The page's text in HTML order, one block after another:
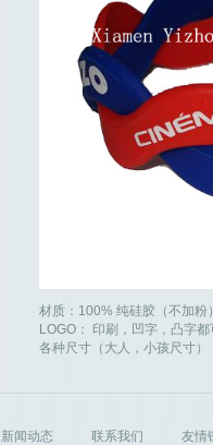
材质：100% 纯硅胶（不加粉
LOGO： 印刷，凹字，凸字
各种尺寸（大人，小孩尺寸
新闻动态 联系我们 友情